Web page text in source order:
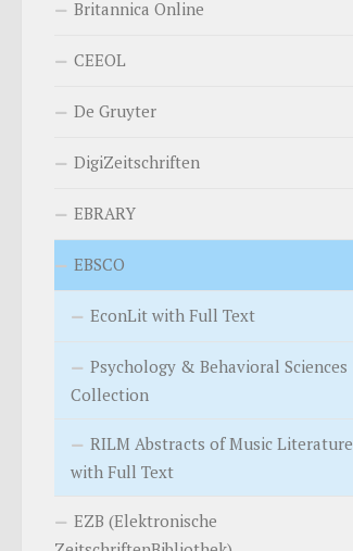
Britannica Online
CEEOL
De Gruyter
DigiZeitschriften
EBRARY
EBSCO
EconLit with Full Text
Psychology & Behavioral Sciences
Collection
RILM Abstracts of Music Literature
with Full Text
EZB (Elektronische